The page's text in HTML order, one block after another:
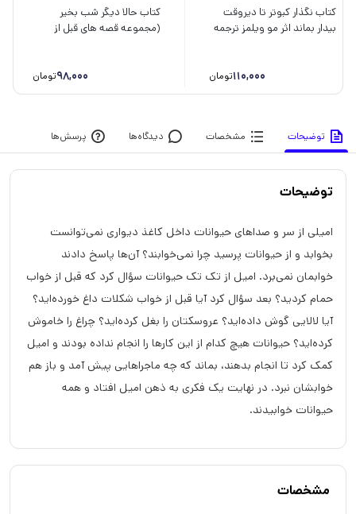
کتاب نگذار کبوتر تا دیروقت
بیدار بماند اثر مو ویلمز ترجمه
110,000تومان
کتاب حالا دیگر شب بخیر
(مجموعه قصه های قبل از
98,000تومان
توضیحات مشخصات دیدگاه‌ها پرسش‌ها
توضیحات
امیلی از سر و صداهای حیوانات داخل کاغذ دیواری نمی‌توانست
بخوابد و از حیوانات پرسید چرا نمی‌خوابند؟ آن‌ها پاسخ دادند
خوابمان نمی‌برد. امیل از تک تک حیوانات سؤال کرد که قبل از خواب
حمام کردید؟ بعد سؤال کرد آیا قبل از خواب شکلات داغ خورده‌اید؟
آیا لالایی گوش داده‌اید؟ عروسکتان را بغل کرده‌اید؟ چراغ را خاموش
کرده‌اید؟ حیوانات هیچ کدام از این کارها را انجام نداده بودند و امیل
کمک کرد تا انجام بدهند، بماند که چه ماجراهایی پیش آمد و باز هم
خوابشان نبرد. در نهایت یک فکری به ذهن امیل افتاد و همه
حیوانات خوابیدند.
مشخصات